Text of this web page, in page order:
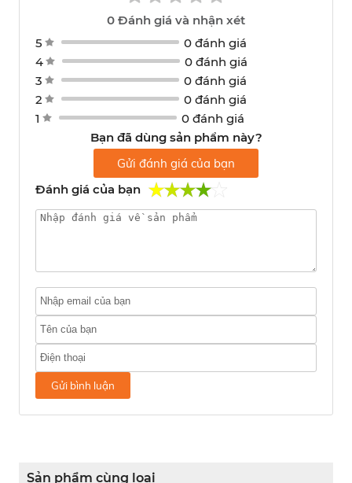
0 Đánh giá và nhận xét
5
0 đánh giá
4
0 đánh giá
3
0 đánh giá
2
0 đánh giá
1
0 đánh giá
Bạn đã dùng sản phẩm này?
Gửi đánh giá của bạn
Đánh giá của bạn
Gửi bình luận
Sản phẩm cùng loại